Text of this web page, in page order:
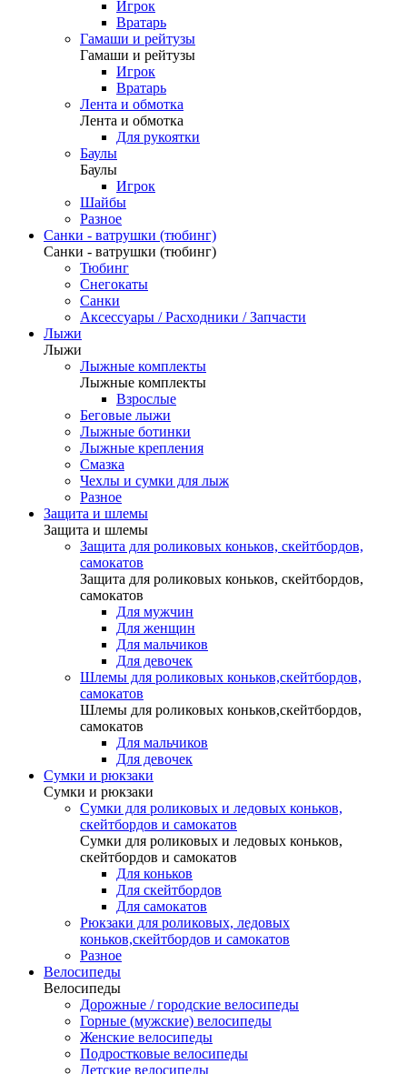
Игрок
Вратарь
Гамаши и рейтузы
Гамаши и рейтузы
Игрок
Вратарь
Лента и обмотка
Лента и обмотка
Для рукоятки
Баулы
Баулы
Игрок
Шайбы
Разное
Санки - ватрушки (тюбинг)
Санки - ватрушки (тюбинг)
Тюбинг
Снегокаты
Санки
Аксессуары / Расходники / Запчасти
Лыжи
Лыжи
Лыжные комплекты
Лыжные комплекты
Взрослые
Беговые лыжи
Лыжные ботинки
Лыжные крепления
Смазка
Чехлы и сумки для лыж
Разное
Защита и шлемы
Защита и шлемы
Защита для роликовых коньков, скейтбордов,
самокатов
Защита для роликовых коньков, скейтбордов,
самокатов
Для мужчин
Для женщин
Для мальчиков
Для девочек
Шлемы для роликовых коньков,скейтбордов,
самокатов
Шлемы для роликовых коньков,скейтбордов,
самокатов
Для мальчиков
Для девочек
Сумки и рюкзаки
Сумки и рюкзаки
Сумки для роликовых и ледовых коньков,
скейтбордов и самокатов
Сумки для роликовых и ледовых коньков,
скейтбордов и самокатов
Для коньков
Для скейтбордов
Для самокатов
Рюкзаки для роликовых, ледовых
коньков,скейтбордов и самокатов
Разное
Велосипеды
Велосипеды
Дорожные / городские велосипеды
Горные (мужские) велосипеды
Женские велосипеды
Подростковые велосипеды
Детские велосипеды